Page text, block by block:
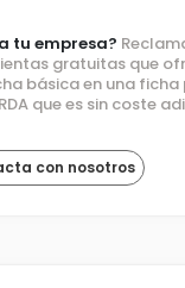
tu empresa?
gratuitas que
básica en una
que es sin coste
con nosotros